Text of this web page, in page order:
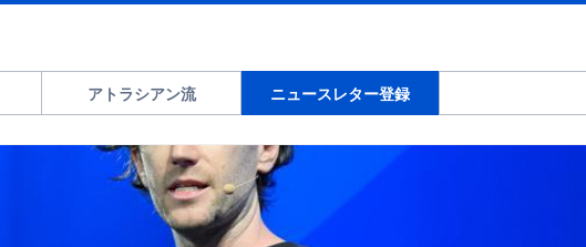
アトラシアン流 ニュースレター登録